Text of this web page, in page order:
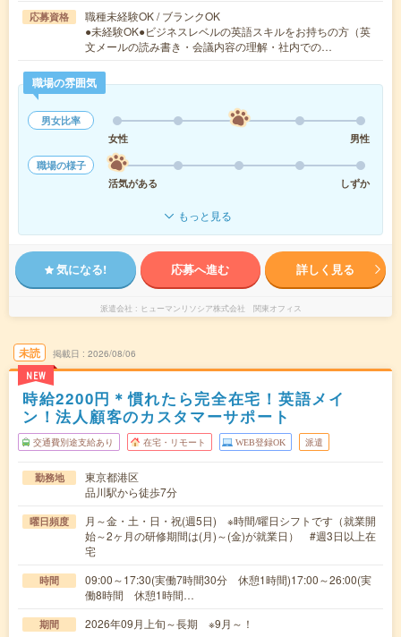
応募資格
職種未経験OK / ブランクOK
●未経験OK●ビジネスレベルの英語スキルをお持ちの方（英
文メールの読み書き・会議内容の理解・社内での…
職場の雰囲気
男女比率
女性
男性
職場の様子
活気がある
しずか
もっと見る
気になる! 応募へ進む 詳しく見る
派遣会社 ヒューマンリソシア株式会社 関東オフィス
未読
NEW
掲載日 2026/08/06
時給2200円＊慣れたら完全在宅！英語メイ
ン！法人顧客のカスタマーサポート
交通費別途支給あり 在宅・リモート WEB登録OK 派遣
勤務地
東京都港区
品川駅から徒歩7分
曜日頻度
月～金・土・日・祝(週5日) ※時間/曜日シフトです（就業開
始～2ヶ月の研修期間は(月)～(金)が就業日） #週3日以上在
宅
時間
09:00～17:30(実働7時間30分 休憩1時間)17:00～26:00(実
働8時間 休憩1時間…
期間 2026年09月上旬～長期 ※9月～！